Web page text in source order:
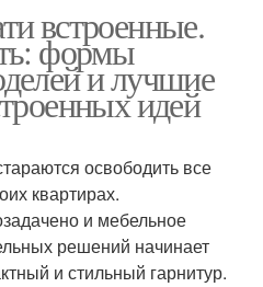
встроенные.
формы
и лучшие
идей
освободить все
квартирах.
и мебельное
решений начинает
и стильный гарнитур.